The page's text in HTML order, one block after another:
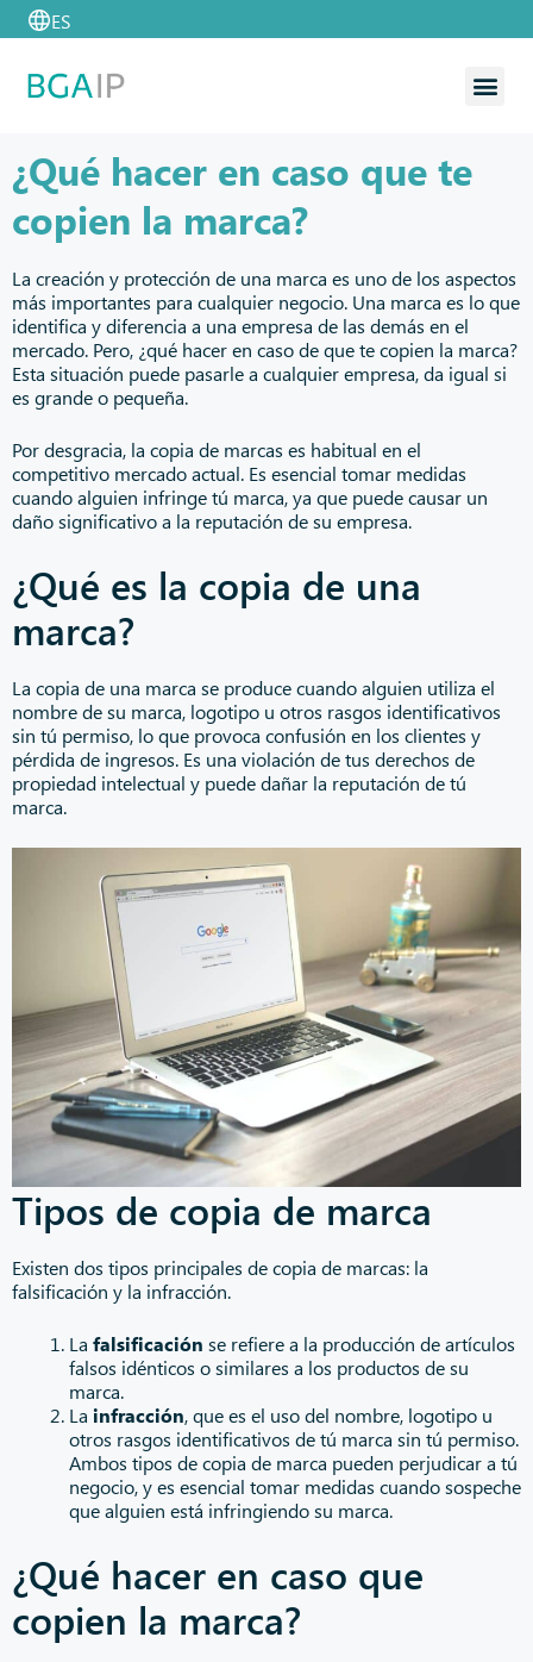
ES
¿Qué hacer en caso que te
copien la marca?
La creación y protección de una marca es uno de los aspectos
más importantes para cualquier negocio. Una marca es lo que
identifica y diferencia a una empresa de las demás en el
mercado. Pero, ¿qué hacer en caso de que te copien la marca?
Esta situación puede pasarle a cualquier empresa, da igual si
es grande o pequeña.
Por desgracia, la copia de marcas es habitual en el
competitivo mercado actual. Es esencial tomar medidas
cuando alguien infringe tú marca, ya que puede causar un
daño significativo a la reputación de su empresa.
¿Qué es la copia de una
marca?
La copia de una marca se produce cuando alguien utiliza el
nombre de su marca, logotipo u otros rasgos identificativos
sin tú permiso, lo que provoca confusión en los clientes y
pérdida de ingresos. Es una violación de tus derechos de
propiedad intelectual y puede dañar la reputación de tú
marca.
Tipos de copia de marca
Existen dos tipos principales de copia de marcas: la
falsificación y la infracción.
La falsificación se refiere a la producción de artículos
falsos idénticos o similares a los productos de su
marca.
La infracción, que es el uso del nombre, logotipo u
otros rasgos identificativos de tú marca sin tú permiso.
Ambos tipos de copia de marca pueden perjudicar a tú
negocio, y es esencial tomar medidas cuando sospeche
que alguien está infringiendo su marca.
¿Qué hacer en caso que
copien la marca?